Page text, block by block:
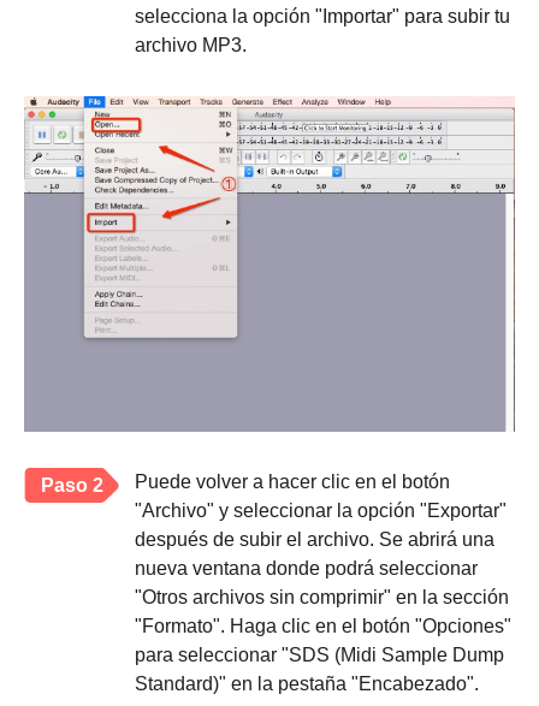
selecciona la opción "Importar" para subir tu
archivo MP3.
Paso 2
Puede volver a hacer clic en el botón
"Archivo" y seleccionar la opción "Exportar"
después de subir el archivo. Se abrirá una
nueva ventana donde podrá seleccionar
"Otros archivos sin comprimir" en la sección
"Formato". Haga clic en el botón "Opciones"
para seleccionar "SDS (Midi Sample Dump
Standard)" en la pestaña "Encabezado".